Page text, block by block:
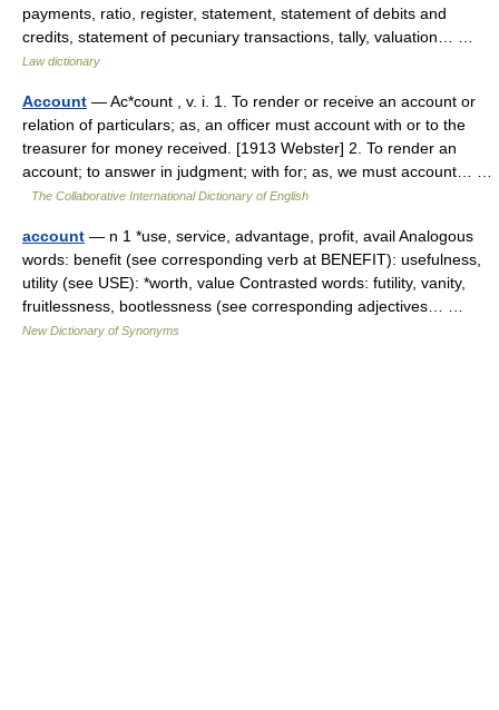
payments, ratio, register, statement, statement of debits and
credits, statement of pecuniary transactions, tally, valuation… …
Law dictionary
Account — Ac*count , v. i. 1. To render or receive an account or
relation of particulars; as, an officer must account with or to the
treasurer for money received. [1913 Webster] 2. To render an
account; to answer in judgment; with for; as, we must account… …
The Collaborative International Dictionary of English
account — n 1 *use, service, advantage, profit, avail Analogous
words: benefit (see corresponding verb at BENEFIT): usefulness,
utility (see USE): *worth, value Contrasted words: futility, vanity,
fruitlessness, bootlessness (see corresponding adjectives… …
New Dictionary of Synonyms